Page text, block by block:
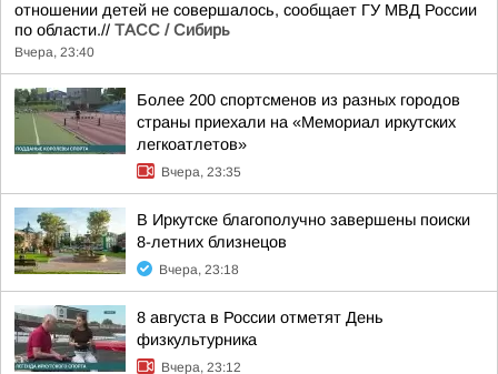
отношении детей не совершалось, сообщает ГУ МВД России
по области.// ТАСС / Сибирь
Вчера, 23:40
Более 200 спортсменов из разных городов
страны приехали на «Мемориал иркутских
легкоатлетов»
Вчера, 23:35
В Иркутске благополучно завершены поиски
8-летних близнецов
Вчера, 23:18
8 августа в России отметят День
физкультурника
Вчера, 23:12